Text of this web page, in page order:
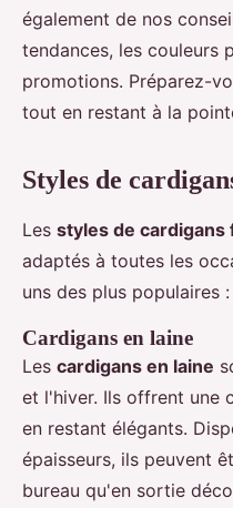
également de nos
tendances, les couleurs
promotions. Préparez-
tout en restant à la
Styles de
Les styles de cardigans
adaptés à toutes les
uns des plus populaires :
Cardigans en laine
Les cardigans en laine
et l'hiver. Ils offrent une
en restant élégants.
épaisseurs, ils peuvent
bureau qu'en sortie